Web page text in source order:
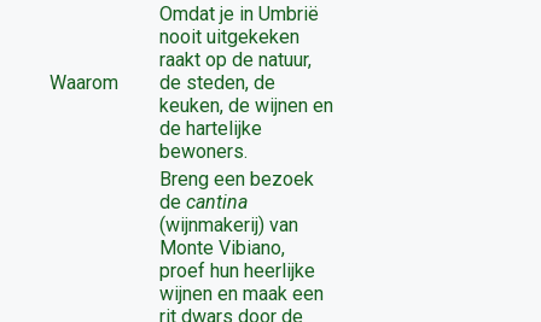
Waarom
Omdat je in Umbrië
nooit uitgekeken
raakt op de natuur,
de steden, de
keuken, de wijnen en
de hartelijke
bewoners.
Breng een bezoek
de cantina
(wijnmakerij) van
Monte Vibiano,
proef hun heerlijke
wijnen en maak een
rit dwars door de